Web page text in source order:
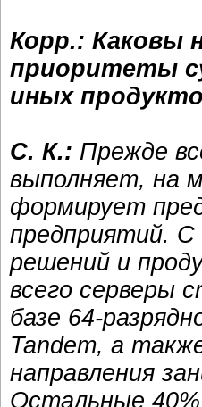
Корр.: Каковы
приоритеты
иных
С. К.: Прежде
выполняет, на
формирует
предприятий. С
решений и
всего серверы
базе 64-
Tandem, а
направления
Остальные